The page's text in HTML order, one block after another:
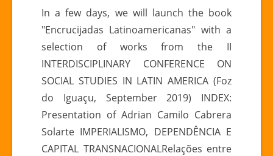
soon:
«Encrucijadas
Latinoamericanas»
In a few days, we will launch the book
"Encrucijadas Latinoamericanas" with a
selection of works from the II
INTERDISCIPLINARY CONFERENCE ON
SOCIAL STUDIES IN LATIN AMERICA (Foz
do Iguaçu, September 2019) INDEX:
Presentation of Adrian Camilo Cabrera
Solarte IMPERIALISMO, DEPENDÊNCIA E
CAPITAL TRANSNACIONALRelações entre